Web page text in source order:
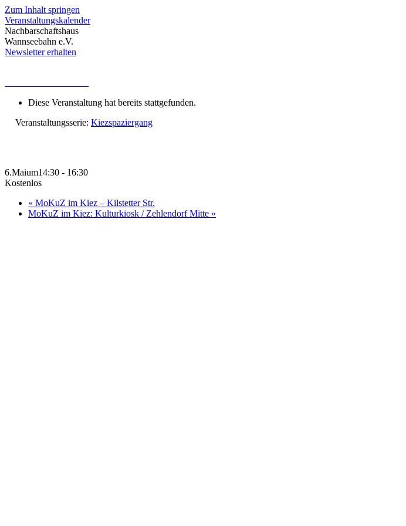
Zum Inhalt springen
Veranstaltungskalender
Nachbarschaftshaus
Wannseebahn e.V.
Newsletter erhalten
Diese Veranstaltung hat bereits stattgefunden.
Veranstaltungsserie: Kiezspaziergang
6.Maium14:30 - 16:30
Kostenlos
« MoKuZ im Kiez – Kilstetter Str.
MoKuZ im Kiez: Kulturkiosk / Zehlendorf Mitte »